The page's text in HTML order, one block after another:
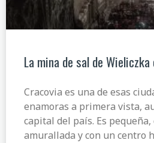
La mina de sal de
Cracovia es una de esas
enamoras a primera vista,
capital del país. Es pequeña,
amurallada y con un centro